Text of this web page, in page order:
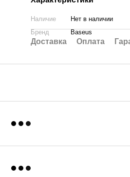
Наличие
Нет в наличии
Бренд
Baseus
Доставка Оплата